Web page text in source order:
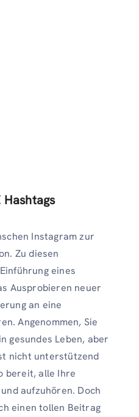
Hashtags
Instagram zur
Zu diesen
eines
Ausprobieren neuer
an eine
Angenommen, Sie
gesundes Leben, aber
nicht unterstützend
bereit, alle Ihre
aufzuhören. Doch
einen tollen Beitrag